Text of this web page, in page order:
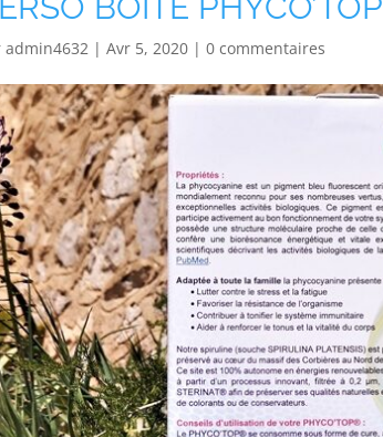
admin4632 |Avr 5, 2020 |0 commentaires